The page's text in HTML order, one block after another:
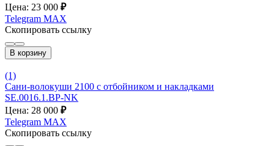
Цена: 23 000 ₽
Telegram MAX
Скопировать ссылку
В корзину
(1)
Сани-волокуши 2100 с отбойником и накладками
SE.0016.1.ВР-NK
Цена: 28 000 ₽
Telegram MAX
Скопировать ссылку